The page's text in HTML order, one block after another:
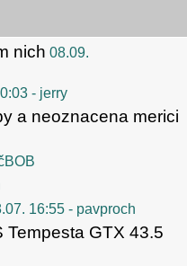
nich 08.09.
- jerry
a neoznacena merici
16:55 - pavproch
Tempesta GTX 43.5